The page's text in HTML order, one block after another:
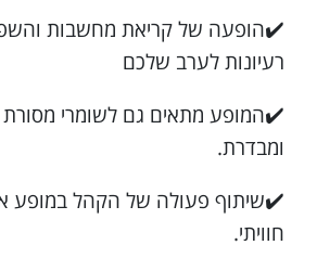
✔️הופעה של קריאת מחשבות
רעיונות לערב שלכם
✔️המופע מתאים גם לשומרי מסורת
ומבדרת.
✔️שיתוף פעולה של הקהל במופע
חוויתי.